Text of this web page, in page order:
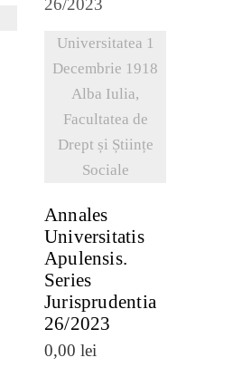
Universitatea 1
Decembrie 1918
Alba Iulia,
Facultatea de
Drept și Științe
Sociale
DETALII
Annales
Universitatis
Apulensis.
Series
Jurisprudentia
26/2023
0,00 lei